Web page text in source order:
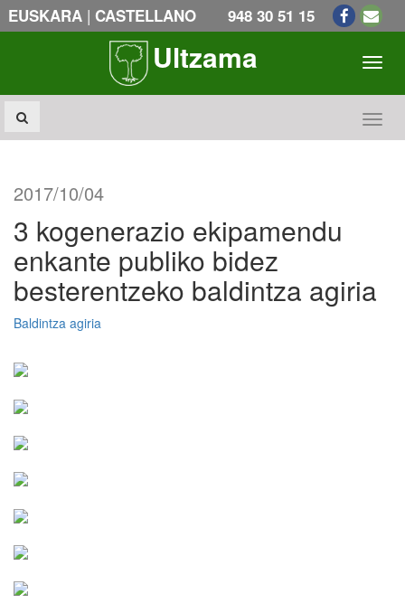
EUSKARA | CASTELLANO 948 30 51 15
Ultzama
2017/10/04
3 kogenerazio ekipamendu
enkante publiko bidez
besterentzeko baldintza agiria
Baldintza agiria